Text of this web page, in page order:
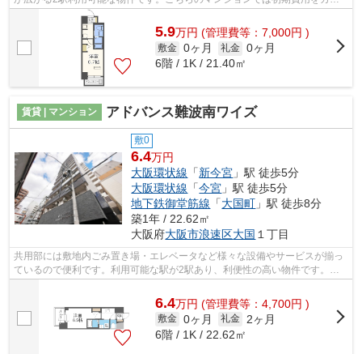
ドでお支払いいただけます。しっかりと...
5.9万円 (管理費等：7,000円 )
敷金 0ヶ月 礼金 0ヶ月
6階 / 1K / 21.40㎡
賃貸 | マンション アドバンス難波南ワイズ
敷0
6.4万円
大阪環状線 「新今宮 」駅 徒歩5分
大阪環状線 「今宮 」駅 徒歩5分
地下鉄御堂筋線 「大国町 」駅 徒歩8分
築1年 / 22.62㎡
大阪府大阪市浪速区大国 １丁目
共用部には敷地内ごみ置き場・エレベータなど様々な設備やサービスが揃っ
ているので便利です。利用可能な駅が2駅あり、利便性の高い物件です。外
6.4万円 (管理費等：4,700円 )
敷金 0ヶ月 礼金
2ヶ月
6階 / 1K / 22.62㎡